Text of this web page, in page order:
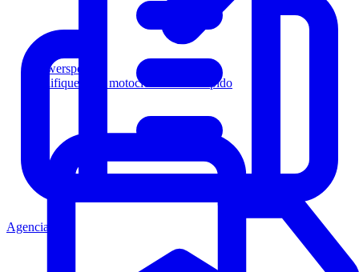
Powersports
Califique a los motociclistas más rápido
Agencia